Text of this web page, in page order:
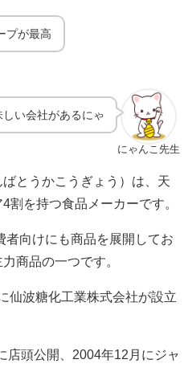
プが最高
にゃんこ先生
い会社があるにゃ
とうかこうぎょう）は、天
4割を持つ食品メーカーです。
者向けにも商品を展開してお
商品の一つです。
仙波糖化工業株式会社が設立
店頭公開、 2004年12 月にジャ